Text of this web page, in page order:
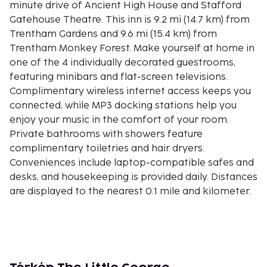
minute drive of Ancient High House and Stafford
Gatehouse Theatre. This inn is 9.2 mi (14.7 km) from
Trentham Gardens and 9.6 mi (15.4 km) from
Trentham Monkey Forest. Make yourself at home in
one of the 4 individually decorated guestrooms,
featuring minibars and flat-screen televisions.
Complimentary wireless internet access keeps you
connected, while MP3 docking stations help you
enjoy your music in the comfort of your room.
Private bathrooms with showers feature
complimentary toiletries and hair dryers.
Conveniences include laptop-compatible safes and
desks, and housekeeping is provided daily. Distances
are displayed to the nearest 0.1 mile and kilometer.